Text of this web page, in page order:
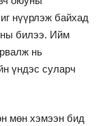
нүүрлэж байхад
билээ. Ийм
нь
үндэс суларч
мөн хэмээн бид